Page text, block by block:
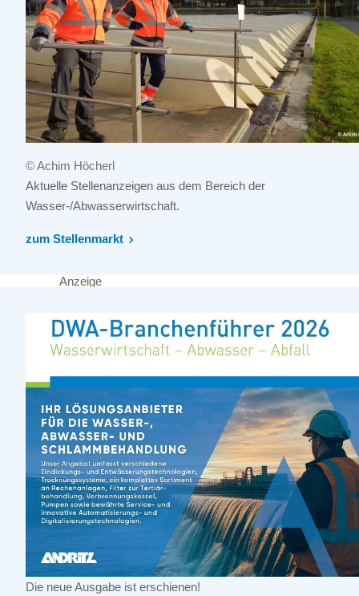
© Achim Höcherl
Aktuelle Stellenanzeigen aus dem Bereich der
Wasser-/Abwasserwirtschaft.
zum Stellenmarkt
Anzeige
Die neue Ausgabe ist erschienen!